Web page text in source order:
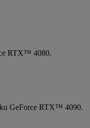
RTX™ 4080.
GeForce RTX™ 4090.